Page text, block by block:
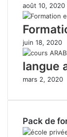
août 10, 2020
juin 18, 2020
langue
mars 2, 2020
Pack de